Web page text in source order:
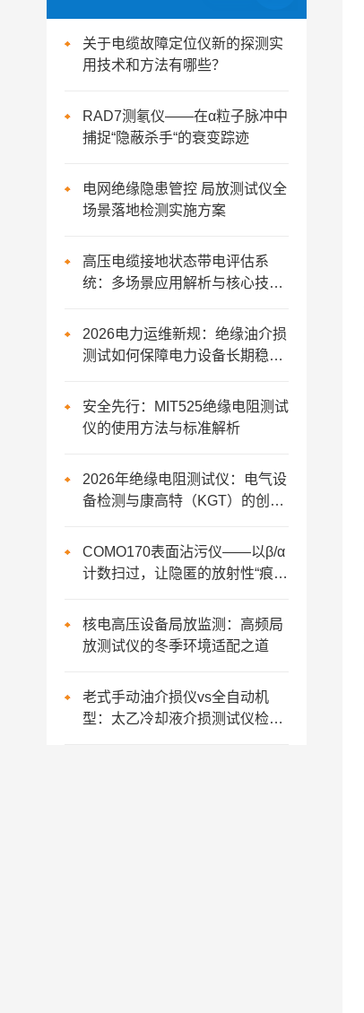
关于电缆故障定位仪新的探测实
用技术和方法有哪些？
RAD7测氡仪——在α粒子脉冲中
捕捉“隐蔽杀手“的衰变踪迹
电网绝缘隐患管控 局放测试仪全
场景落地检测实施方案
高压电缆接地状态带电评估系
统：多场景应用解析与核心技术
2026电力运维新规：绝缘油介损
测试如何保障电力设备长期稳定
安全先行：MIT525绝缘电阻测试
仪的使用方法与标准解析
2026年绝缘电阻测试仪：电气设
备检测与康高特（KGT）的创新
COMO170表面沾污仪——以β/α
计数扫过，让隐匿的放射性“痕迹
核电高压设备局放监测：高频局
放测试仪的冬季环境适配之道
老式手动油介损仪vs全自动机
型：太乙冷却液介损测试仪检测